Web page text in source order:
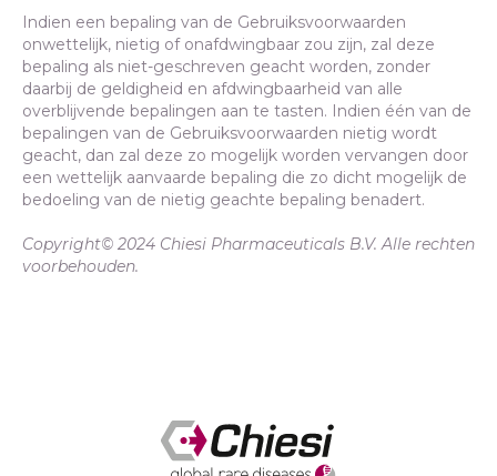
Indien een bepaling van de Gebruiksvoorwaarden
onwettelijk, nietig of onafdwingbaar zou zijn, zal deze
bepaling als niet-geschreven geacht worden, zonder
daarbij de geldigheid en afdwingbaarheid van alle
overblijvende bepalingen aan te tasten. Indien één van de
bepalingen van de Gebruiksvoorwaarden nietig wordt
geacht, dan zal deze zo mogelijk worden vervangen door
een wettelijk aanvaarde bepaling die zo dicht mogelijk de
bedoeling van de nietig geachte bepaling benadert.
Copyright© 2024 Chiesi Pharmaceuticals B.V. Alle rechten
voorbehouden.